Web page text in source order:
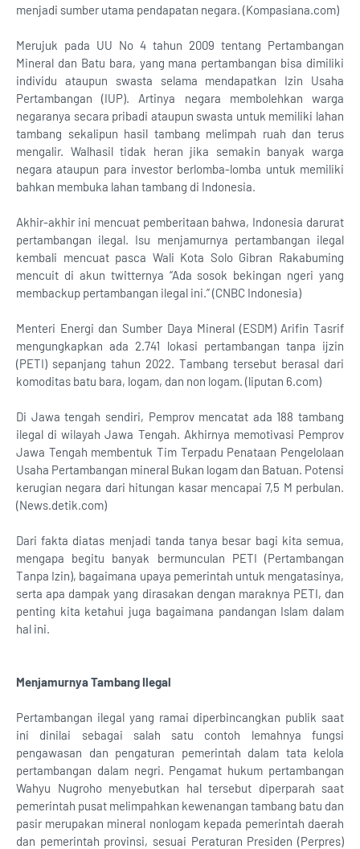
menjadi sumber utama pendapatan negara. (Kompasiana.com)
Merujuk pada UU No 4 tahun 2009 tentang Pertambangan
Mineral dan Batu bara, yang mana pertambangan bisa dimiliki
individu ataupun swasta selama mendapatkan Izin Usaha
Pertambangan (IUP). Artinya negara membolehkan warga
negaranya secara pribadi ataupun swasta untuk memiliki lahan
tambang sekalipun hasil tambang melimpah ruah dan terus
mengalir. Walhasil tidak heran jika semakin banyak warga
negara ataupun para investor berlomba-lomba untuk memiliki
bahkan membuka lahan tambang di Indonesia.
Akhir-akhir ini mencuat pemberitaan bahwa, Indonesia darurat
pertambangan ilegal. Isu menjamurnya pertambangan ilegal
kembali mencuat pasca Wali Kota Solo Gibran Rakabuming
mencuit di akun twitternya “Ada sosok bekingan ngeri yang
membackup pertambangan ilegal ini.” (CNBC Indonesia)
Menteri Energi dan Sumber Daya Mineral (ESDM) Arifin Tasrif
mengungkapkan ada 2.741 lokasi pertambangan tanpa ijzin
(PETI) sepanjang tahun 2022. Tambang tersebut berasal dari
komoditas batu bara, logam, dan non logam. (liputan 6.com)
Di Jawa tengah sendiri, Pemprov mencatat ada 188 tambang
ilegal di wilayah Jawa Tengah. Akhirnya memotivasi Pemprov
Jawa Tengah membentuk Tim Terpadu Penataan Pengelolaan
Usaha Pertambangan mineral Bukan logam dan Batuan. Potensi
kerugian negara dari hitungan kasar mencapai 7,5 M perbulan.
(News.detik.com)
Dari fakta diatas menjadi tanda tanya besar bagi kita semua,
mengapa begitu banyak bermunculan PETI (Pertambangan
Tanpa Izin), bagaimana upaya pemerintah untuk mengatasinya,
serta apa dampak yang dirasakan dengan maraknya PETI, dan
penting kita ketahui juga bagaimana pandangan Islam dalam
hal ini.
Menjamurnya Tambang Ilegal
Pertambangan ilegal yang ramai diperbincangkan publik saat
ini dinilai sebagai salah satu contoh lemahnya fungsi
pengawasan dan pengaturan pemerintah dalam tata kelola
pertambangan dalam negri. Pengamat hukum pertambangan
Wahyu Nugroho menyebutkan hal tersebut diperparah saat
pemerintah pusat melimpahkan kewenangan tambang batu dan
pasir merupakan mineral nonlogam kepada pemerintah daerah
dan pemerintah provinsi, sesuai Peraturan Presiden (Perpres)